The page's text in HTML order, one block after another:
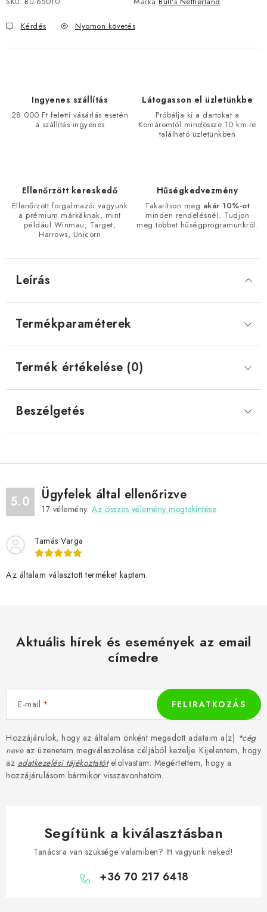
Kérdés Nyomon követés
Ingyenes szállítás
28 000 Ft feletti vásárlás esetén
a szállítás ingyenes
Látogasson el üzletünkbe
Próbálja ki a dartokat a
Komáromtól mindössze 10 km-re
található üzletünkben
Ellenőrzött kereskedő
Ellenőrzött forgalmazói vagyunk
a prémium márkáknak, mint
például Winmau, Target,
Harrows, Unicorn
Hűségkedvezmény
Takarítson meg akár 10%-ot
minden rendelésnél. Tudjon
meg többet hűségprogramunkról.
Leírás
Termékparaméterek
Termék értékelése (0)
Beszélgetés
5.0 Ügyfelek által ellenőrizve
17 vélemény. Az összes vélemény megtekintése
Tamás Varga
Az általam választott terméket kaptam.
Aktuális hírek és események az email
címedre
E-mail
Hozzájárulok, hogy az általam önként megadott adataim a(z) *cég
neveaz üzenetem megválaszolása céljából kezelje. Kijelentem, hogy
az adatkezelési tájékoztatótelolvastam. Megértettem, hogy a
hozzájárulásom bármikor visszavonhatom.
FELIRATKOZÁS
Segítünk a kiválasztásban
Tanácsra van szüksége valamiben? Itt vagyunk neked!
+36 70 217 6418